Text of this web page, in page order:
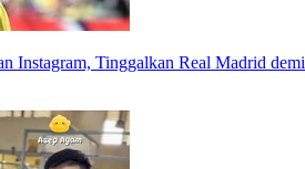
Instagram, Tinggalkan Real Madrid demi